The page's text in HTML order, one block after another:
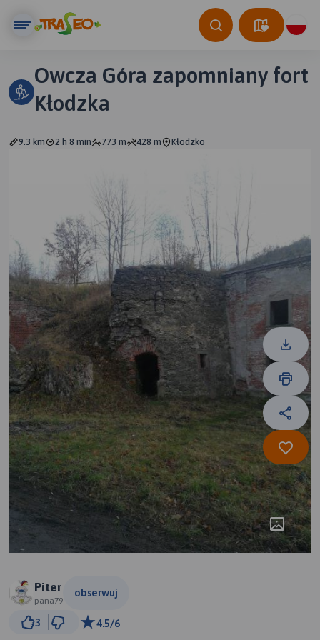
Owcza Góra zapomniany fort
Kłodzka
9.3 km 2 h 8 min 773 m 428 m Kłodzko
Piter
pana79
obserwuj
3 4.5/6